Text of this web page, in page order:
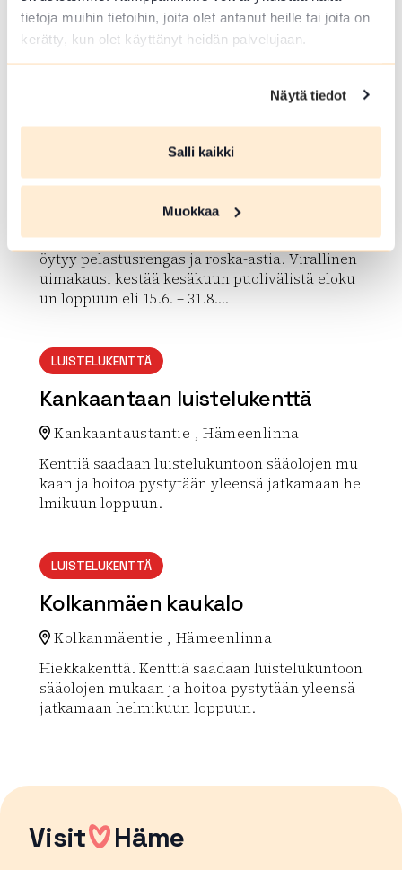
tietoja muihin tietoihin, joita olet antanut heille tai joita on
kerätty, kun olet käyttänyt heidän palvelujaan.
Näytä tiedot
Salli kaikki
Muokkaa
Pursunjärven uimaranta
Uusitalontie , Hämeenlinna
Laituri, pukusuoja, wc. Kaikilta uimarannoilta l
öytyy pelastusrengas ja roska-astia. Virallinen
uimakausi kestää kesäkuun puolivälistä eloku
un loppuun eli 15.6. – 31.8....
LUISTELUKENTTÄ
Kankaantaan luistelukenttä
Kankaantaustantie , Hämeenlinna
Kenttiä saadaan luistelukuntoon sääolojen mu
kaan ja hoitoa pystytään yleensä jatkamaan he
lmikuun loppuun.
LUISTELUKENTTÄ
Kolkanmäen kaukalo
Kolkanmäentie , Hämeenlinna
Hiekkakenttä. Kenttiä saadaan luistelukuntoon
sääolojen mukaan ja hoitoa pystytään yleensä
jatkamaan helmikuun loppuun.
Visit Häme